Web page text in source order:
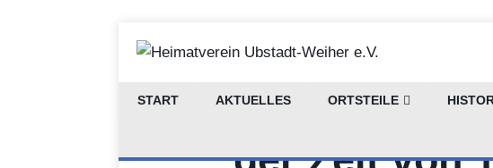
START AKTUELLES ORTSTEILE
Stettfelder